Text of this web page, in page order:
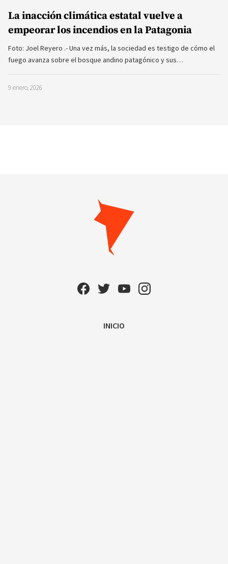
La inacción climática estatal vuelve a
empeorar los incendios en la Patagonia
Foto: Joel Reyero .- Una vez más, la sociedad es testigo de cómo el
fuego avanza sobre el bosque andino patagónico y sus…
9 enero, 2026
INICIO